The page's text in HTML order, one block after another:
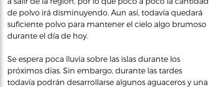
de polvo irá disminuyendo. Aun así, todavía quedará
suficiente polvo para mantener el cielo algo brumoso
durante el día de hoy.
Se espera poca lluvia sobre las islas durante los
próximos días. Sin embargo, durante las tardes
todavía podrán desarrollarse algunos aguaceros y una